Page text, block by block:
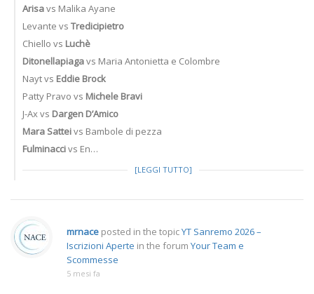
Arisavs Malika Ayane
Levante vs Tredicipietro
Chiello vs Luchè
Ditonellapiagavs Maria Antonietta e Colombre
Nayt vs Eddie Brock
Patty Pravo vs Michele Bravi
J-Ax vs Dargen D’Amico
Mara Satteivs Bambole di pezza
Fulminaccivs En…
[LEGGI TUTTO]
mrnace posted in the topicYT Sanremo 2026 –
Iscrizioni Aperte in the forum Your Team e
Scommesse
5 mesi fa